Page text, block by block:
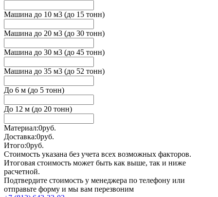
Машина до 10 м3 (до 15 тонн)
Машина до 20 м3 (до 30 тонн)
Машина до 30 м3 (до 45 тонн)
Машина до 35 м3 (до 52 тонн)
До 6 м (до 5 тонн)
До 12 м (до 20 тонн)
Материал:0руб.
Доставка:0руб.
Итого:0руб.
Стоимость указана без учета всех возможных факторов.
Итоговая стоимость может быть как выше, так и ниже
расчетной.
Подтвердите стоимость у менеджера по телефону или
отправьте форму и мы вам перезвоним